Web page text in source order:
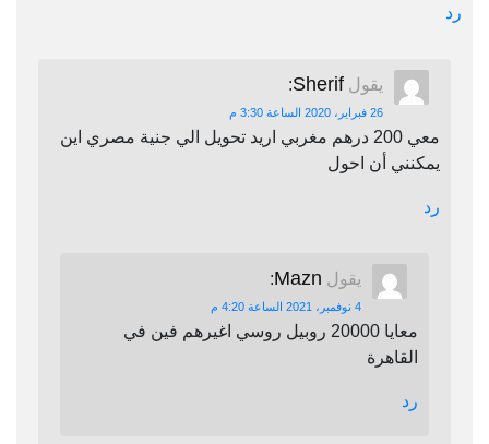
رد
يقول Sherif
:
26 فبراير، 2020 الساعة 3:30 م
معي 200 درهم مغربي اريد تحويل الي جنية مصري اين
يمكنني أن احول
رد
يقول Mazn
:
4 نوفمبر، 2021 الساعة 4:20 م
معايا 20000 روبيل روسي اغيرهم فين في
القاهرة
رد